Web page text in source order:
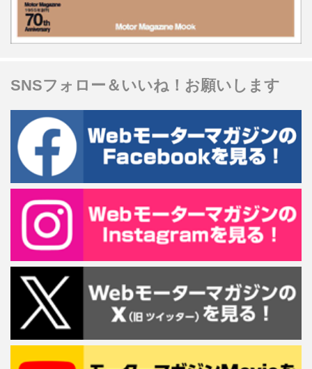
SNSフォロー＆いいね！お願いします